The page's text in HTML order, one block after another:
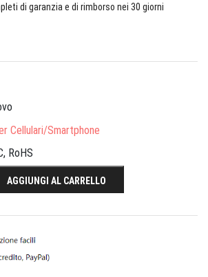
di garanzia e di rimborso nei 30 giorni
Cellulari/Smartphone
RoHS
AGGIUNGI AL CARRELLO